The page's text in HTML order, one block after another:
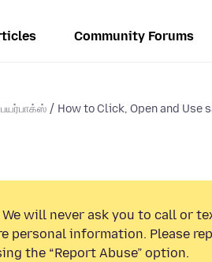
Community Forums
How to Click, Open and Use
We will never ask you to call or
personal information. Please
the “Report Abuse” option.